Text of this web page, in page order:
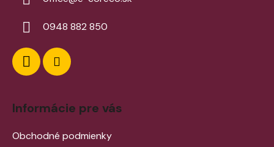
0948 882 850
Informácie pre vás
Obchodné podmienky